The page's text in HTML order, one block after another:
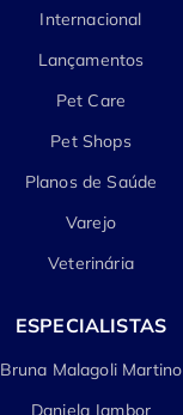
Internacional
Lançamentos
Pet Care
Pet Shops
Planos de Saúde
Varejo
Veterinária
ESPECIALISTAS
Bruna Malagoli Martino
Daniela Jambor